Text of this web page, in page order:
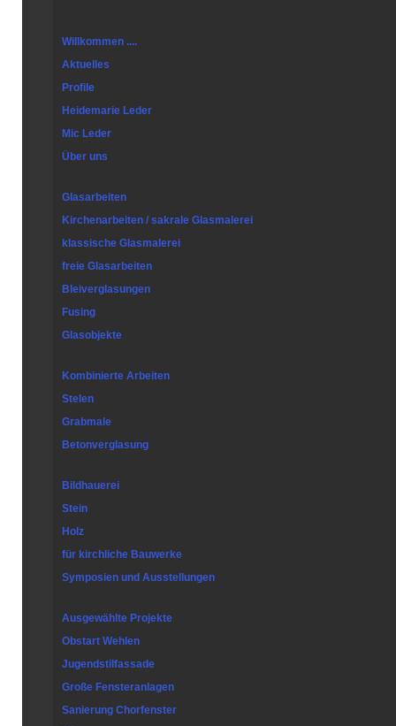
Willkommen ....
Aktuelles
Profile
Heidemarie Leder
Mic Leder
Über uns
Glasarbeiten
Kirchenarbeiten / sakrale Glasmalerei
klassische Glasmalerei
freie Glasarbeiten
Bleiverglasungen
Fusing
Glasobjekte
Kombinierte Arbeiten
Stelen
Grabmale
Betonverglasung
Bildhauerei
Stein
Holz
für kirchliche Bauwerke
Symposien und Ausstellungen
Ausgewählte Projekte
Obstart Wehlen
Jugendstilfassade
Große Fensteranlagen
Sanierung Chorfenster